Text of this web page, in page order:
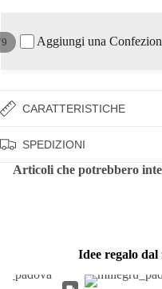
9 Aggiungi una
CARATTERISTICHE
SPEDIZIONI
Articoli che potrebbero
Idee regalo